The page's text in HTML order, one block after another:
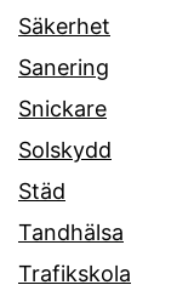
Säkerhet
Sanering
Snickare
Solskydd
Städ
Tandhälsa
Trafikskola